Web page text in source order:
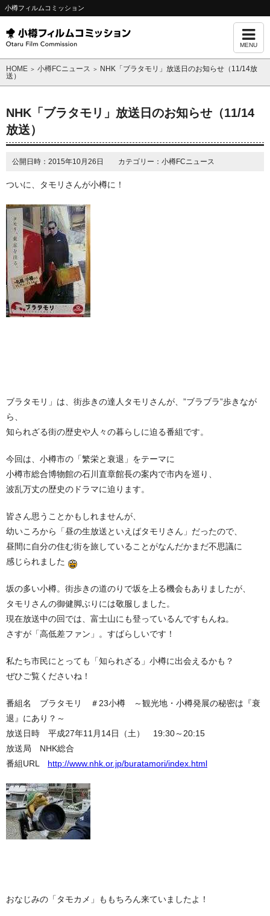
小樽フィルムコミッション
MENU
HOME ＞ 小樽FCニュース ＞
NHK「ブラタモリ」放送日のお知らせ（11/14放
送）
NHK「ブラタモリ」放送日のお知らせ（11/14
放送）
公開日時：2015年10月26日 カテゴリー：小樽FCニュース
ついに、タモリさんが小樽に！
ブラタモリ」は、街歩きの達人タモリさんが、”ブラブラ”歩きなが
ら、
知られざる街の歴史や人々の暮らしに迫る番組です。
今回は、小樽市の「繁栄と衰退」をテーマに
小樽市総合博物館の石川直章館長の案内で市内を巡り、
波乱万丈の歴史のドラマに迫ります。
皆さん思うことかもしれませんが、
幼いころから「昼の生放送といえばタモリさん」だったので、
昼間に自分の住む街を旅していることがなんだかまだ不思議に
感じられました
坂の多い小樽。街歩きの道のりで坂を上る機会もありましたが、
タモリさんの御健脚ぶりには敬服しました。
現在放送中の回では、富士山にも登っているんですもんね。
さすが「高低差ファン」。すばらしいです！
私たち市民にとっても「知られざる」小樽に出会えるかも？
ぜひご覧くださいね！
番組名 ブラタモリ ＃23小樽 ～観光地・小樽発展の秘密は『衰
退』にあり？～
放送日時 平成27年11月14日（土） 19:30～20:15
放送局 NHK総合
番組URL http://www.nhk.or.jp/buratamori/index.html
おなじみの「タモカメ」ももちろん来ていましたよ！